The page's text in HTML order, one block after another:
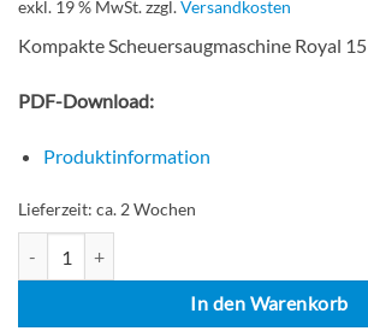
exkl. 19 % MwSt.zzgl.Versandkosten
Kompakte Scheuersaugmaschine Royal 15
PDF-Download:
Produktinformation
Lieferzeit: ca. 2 Wochen
In den Warenkorb